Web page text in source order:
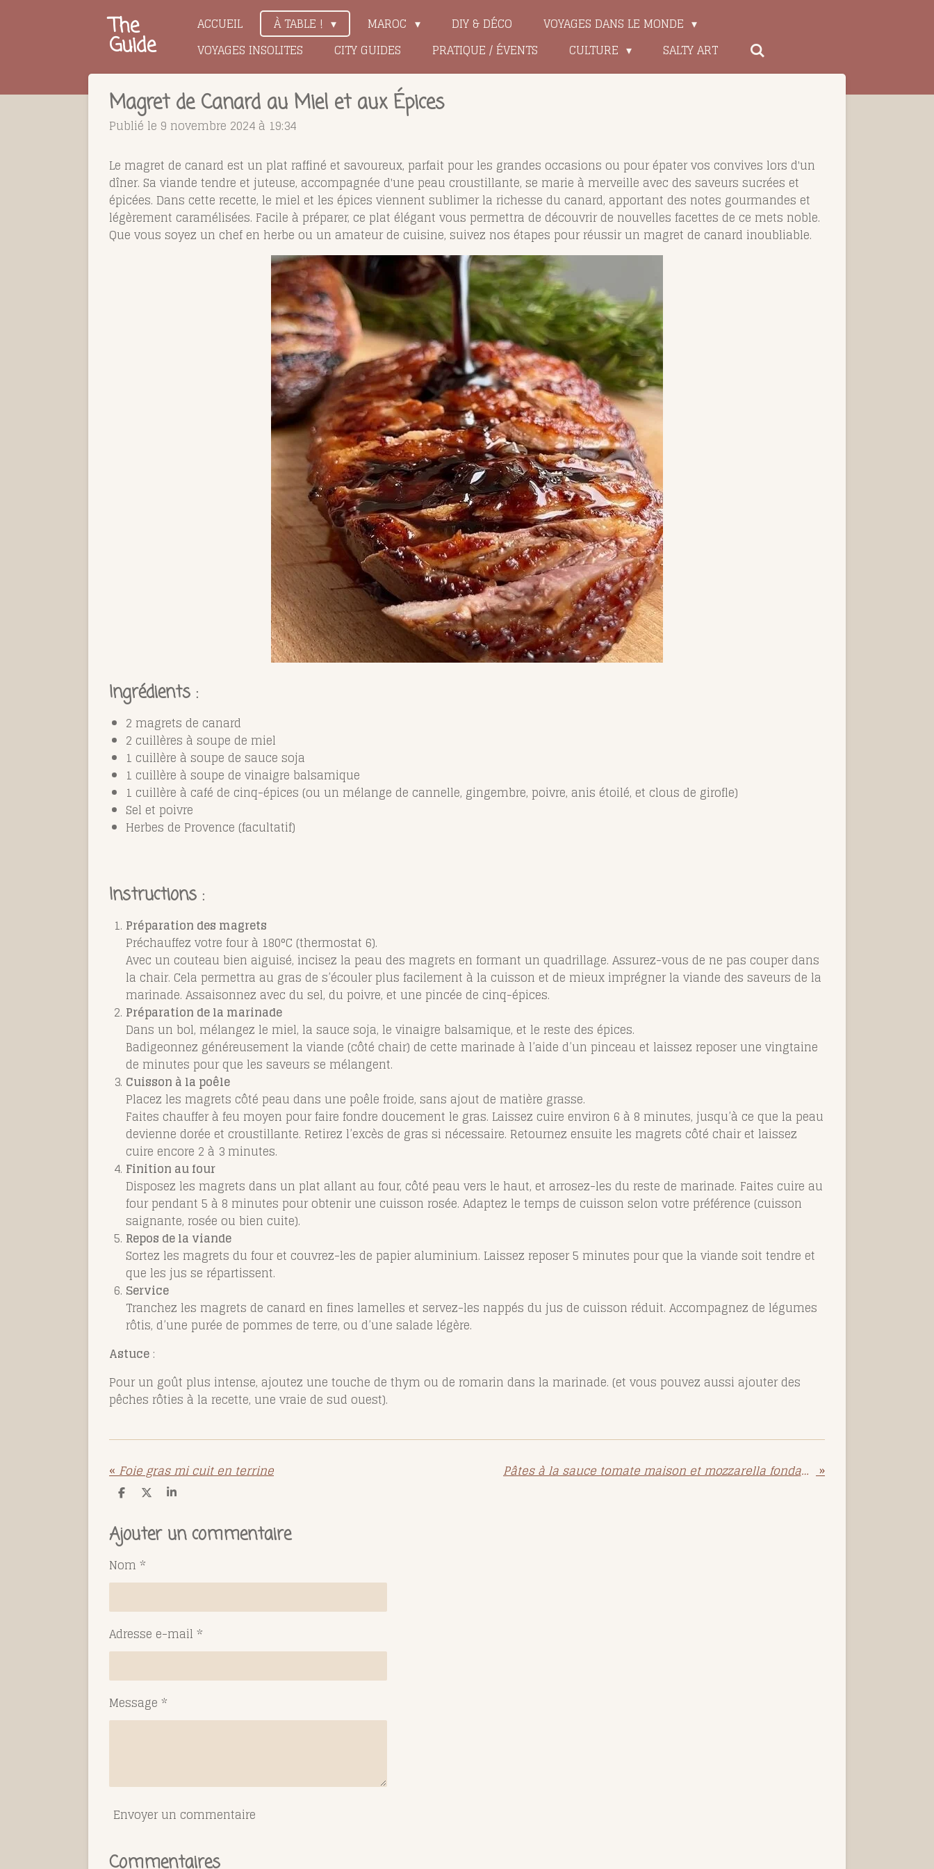
The
Guide
ACCUEIL À TABLE ! MAROC DIY & DÉCO
VOYAGES DANS LE MONDE
VOYAGES INSOLITES
CITY GUIDES PRATIQUE / ÉVENTS CULTURE SALTY ART
Magret de Canard au Miel et aux Épices
Publié le 9 novembre 2024 à 19:34
Le magret de canard est un plat raffiné et savoureux, parfait pour les grandes occasions ou pour épater vos convives lors d'un
dîner. Sa viande tendre et juteuse, accompagnée d'une peau croustillante, se marie à merveille avec des saveurs sucrées et
épicées. Dans cette recette, le miel et les épices viennent sublimer la richesse du canard, apportant des notes gourmandes et
légèrement caramélisées. Facile à préparer, ce plat élégant vous permettra de découvrir de nouvelles facettes de ce mets noble.
Que vous soyez un chef en herbe ou un amateur de cuisine, suivez nos étapes pour réussir un magret de canard inoubliable.
Ingrédients :
2 magrets de canard
2 cuillères à soupe de miel
1 cuillère à soupe de sauce soja
1 cuillère à soupe de vinaigre balsamique
1 cuillère à café de cinq-épices (ou un mélange de cannelle, gingembre, poivre, anis étoilé, et clous de girofle)
Sel et poivre
Herbes de Provence (facultatif)
Instructions :
Préparation des magrets
Préchauffez votre four à 180°C (thermostat 6).
Avec un couteau bien aiguisé, incisez la peau des magrets en formant un quadrillage. Assurez-vous de ne pas couper dans
la chair. Cela permettra au gras de s’écouler plus facilement à la cuisson et de mieux imprégner la viande des saveurs de la
marinade. Assaisonnez avec du sel, du poivre, et une pincée de cinq-épices.
Préparation de la marinade
Dans un bol, mélangez le miel, la sauce soja, le vinaigre balsamique, et le reste des épices.
Badigeonnez généreusement la viande (côté chair) de cette marinade à l’aide d’un pinceau et laissez reposer une vingtaine
de minutes pour que les saveurs se mélangent.
Cuisson à la poêle
Placez les magrets côté peau dans une poêle froide, sans ajout de matière grasse.
Faites chauffer à feu moyen pour faire fondre doucement le gras. Laissez cuire environ 6 à 8 minutes, jusqu’à ce que la peau
devienne dorée et croustillante. Retirez l’excès de gras si nécessaire. Retournez ensuite les magrets côté chair et laissez
cuire encore 2 à 3 minutes.
Finition au four
Disposez les magrets dans un plat allant au four, côté peau vers le haut, et arrosez-les du reste de marinade. Faites cuire au
four pendant 5 à 8 minutes pour obtenir une cuisson rosée. Adaptez le temps de cuisson selon votre préférence (cuisson
saignante, rosée ou bien cuite).
Repos de la viande
Sortez les magrets du four et couvrez-les de papier aluminium. Laissez reposer 5 minutes pour que la viande soit tendre et
que les jus se répartissent.
Service
Tranchez les magrets de canard en fines lamelles et servez-les nappés du jus de cuisson réduit. Accompagnez de légumes
rôtis, d’une purée de pommes de terre, ou d’une salade légère.
Astuce :
Pour un goût plus intense, ajoutez une touche de thym ou de romarin dans la marinade. (et vous pouvez aussi ajouter des
pêches rôties à la recette, une vraie de sud ouest).
«Foie gras mi cuit en terrine Pâtes à la sauce tomate maison et mozzarella fondante »
P
t
a
g
e
r
P
t
a
P
t
a
Ajouter un commentaire
Nom *
Adresse e-mail *
Message *
Envoyer un commentaire
Commentaires